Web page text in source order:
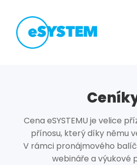
Cena eSYSTEMU je velice
přínosu, který díky němu
V rámci pronájmového
webináře a výukové